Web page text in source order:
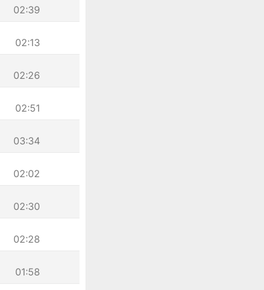
02:39
02:13
02:26
02:51
03:34
02:02
02:30
02:28
01:58